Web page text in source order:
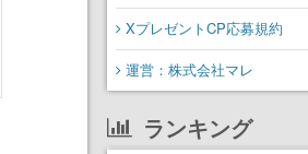
XプレゼントCP応募規約
運営：株式会社マレ
ランキング